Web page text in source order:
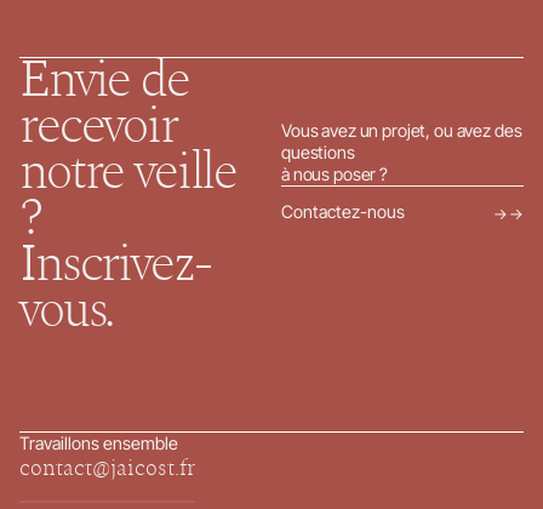
Envie de
recevoir
notre veille
?
Inscrivez-
vous.
Vous avez un projet, ou avez des
questions
à nous poser ?
Contactez-nous
→
Travaillons ensemble
contact@jaicost.fr